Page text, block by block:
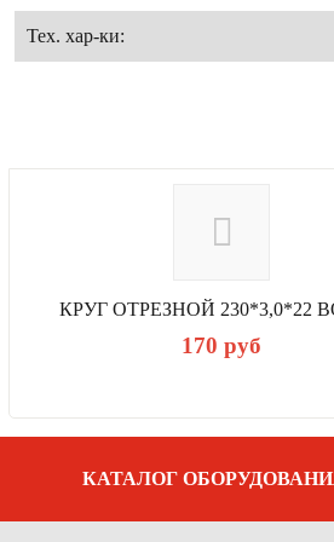
Тех. хар-ки:
КРУГ ОТРЕЗНОЙ 230*3,0*22
170 руб
д
у
КАТАЛОГ